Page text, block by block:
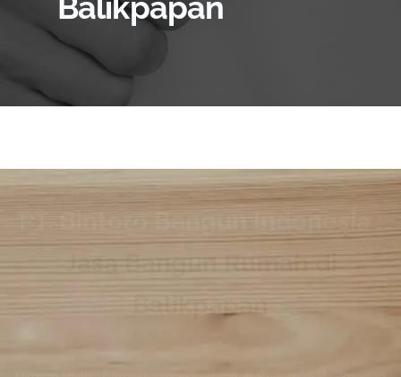
PT. Bintoro Bangun Indonesia :
Jasa Bangun Rumah di
Balikpapan